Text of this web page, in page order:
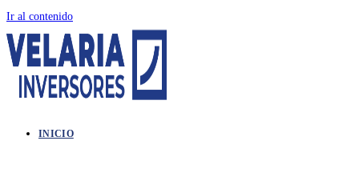
Ir al contenido
INICIO